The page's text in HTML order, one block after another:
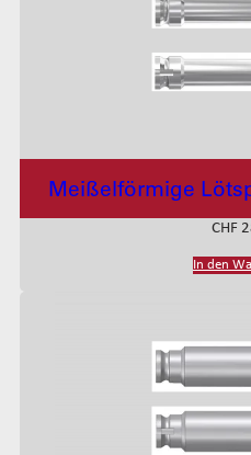
Meißelförmige
CHF
In den